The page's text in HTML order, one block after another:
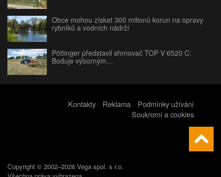
Obce mohou získat 300 milionů korun na opravy
rybníků a vodních nádrží
Pöttinger představil shrnovač TOP V 6520 C:
Boduje výborným…
Kontakty Reklama
Podmínky užívání
Soukromí a cookies
Copyright © 2002–2026 Vega spol. s r.o.